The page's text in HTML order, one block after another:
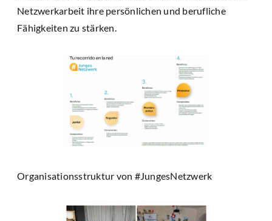
Netzwerkarbeit ihre persönlichen und berufliche
Fähigkeiten zu stärken.
Organisationsstruktur von #JungesNetzwerk